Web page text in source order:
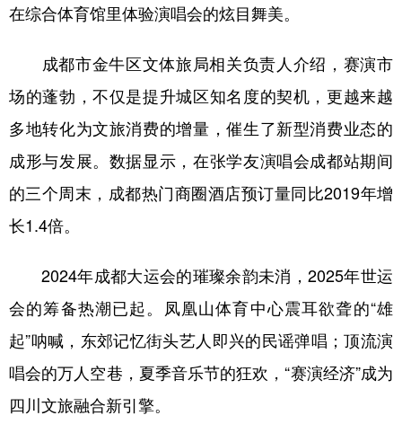
在综合体育馆里体验演唱会的炫目舞美。
成都市金牛区文体旅局相关负责人介绍，赛演市
场的蓬勃，不仅是提升城区知名度的契机，更越来越
多地转化为文旅消费的增量，催生了新型消费业态的
成形与发展。数据显示，在张学友演唱会成都站期间
的三个周末，成都热门商圈酒店预订量同比2019年增
长1.4倍。
2024年成都大运会的璀璨余韵未消，2025年世运
会的筹备热潮已起。凤凰山体育中心震耳欲聋的“雄
起”呐喊，东郊记忆街头艺人即兴的民谣弹唱；顶流演
唱会的万人空巷，夏季音乐节的狂欢，“赛演经济”成为
四川文旅融合新引擎。